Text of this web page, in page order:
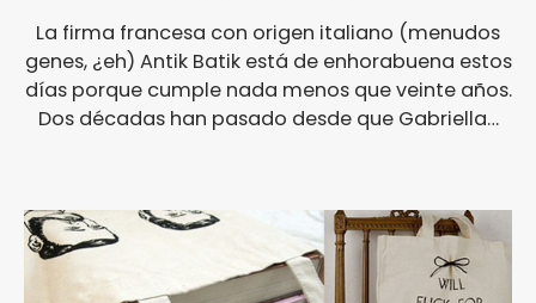
La firma francesa con origen italiano (menudos
genes, ¿eh) Antik Batik está de enhorabuena estos
días porque cumple nada menos que veinte años.
Dos décadas han pasado desde que Gabriella…